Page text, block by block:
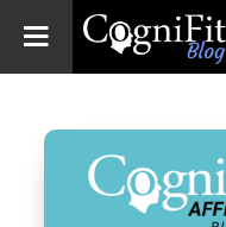
Blog: Brain
Health
News
Brain Training,